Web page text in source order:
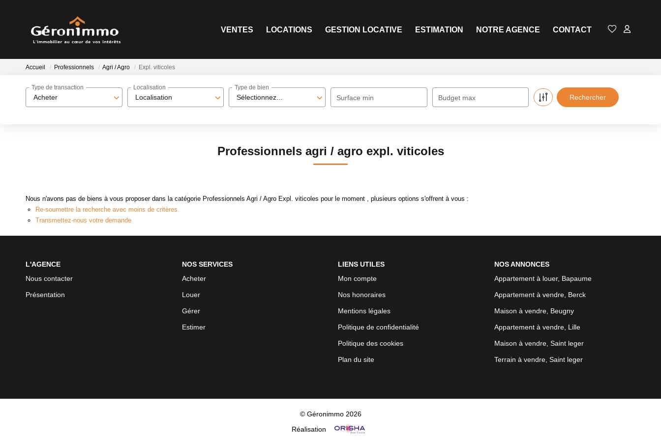
VENTES LOCATIONS GESTION LOCATIVE ESTIMATION NOTRE AGENCE CONTACT
Accueil Professionnels Agri / Agro Expl. viticoles
Acheter
Type de transaction
Localisation
Localisation
Sélectionnez...
Type de bien
Surface min Budget max
Professionnels agri / agro expl. viticoles
Nous n'avons pas de biens à vous proposer dans la catégorie Professionnels Agri / Agro Expl. viticoles pour le moment , plusieurs options s'offrent à vous :
Re-soumettre la recherche avec moins de critères.
Transmettez-nous votre demande
L'AGENCE
Nous contacter
Présentation
NOS SERVICES
Acheter
Louer
Gérer
Estimer
LIENS UTILES
Mon compte
Nos honoraires
Mentions légales
Politique de confidentialité
Politique des cookies
Plan du site
NOS ANNONCES
Appartement à louer, Bapaume
Appartement à vendre, Berck
Maison à vendre, Beugny
Appartement à vendre, Lille
Maison à vendre, Saint leger
Terrain à vendre, Saint leger
© Géronimmo 2026
Réalisation